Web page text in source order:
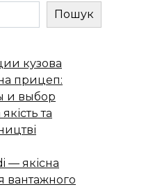
Пошук
кузова
прицеп:
и выбор
та
— якісна
вантажного